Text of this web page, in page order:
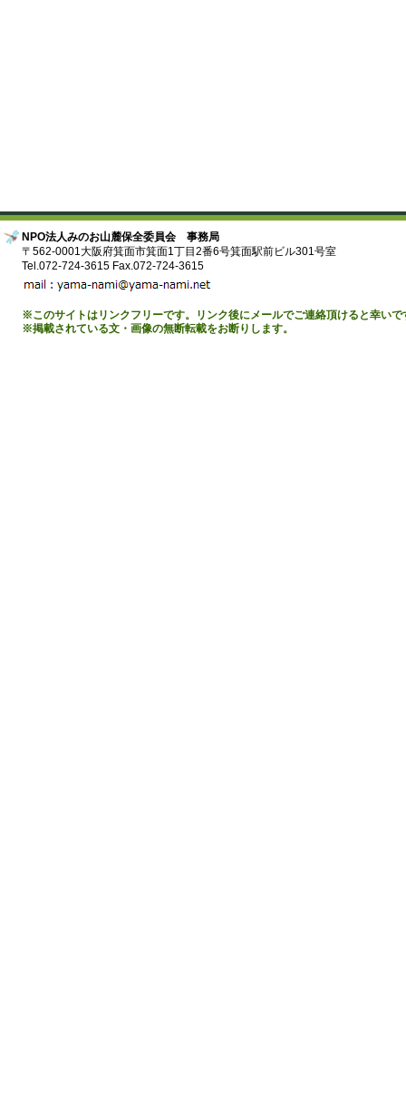
NPO法人みのお山麓保全委員会 事務局
〒562-0001大阪府箕面市箕面1丁目2番6号箕面駅前ビル301号室
Tel.072-724-3615 Fax.072-724-3615
※このサイトはリンクフリーです。リンク後にメールでご連絡頂けると幸いで
※掲載されている文・画像の無断転載をお断りします。